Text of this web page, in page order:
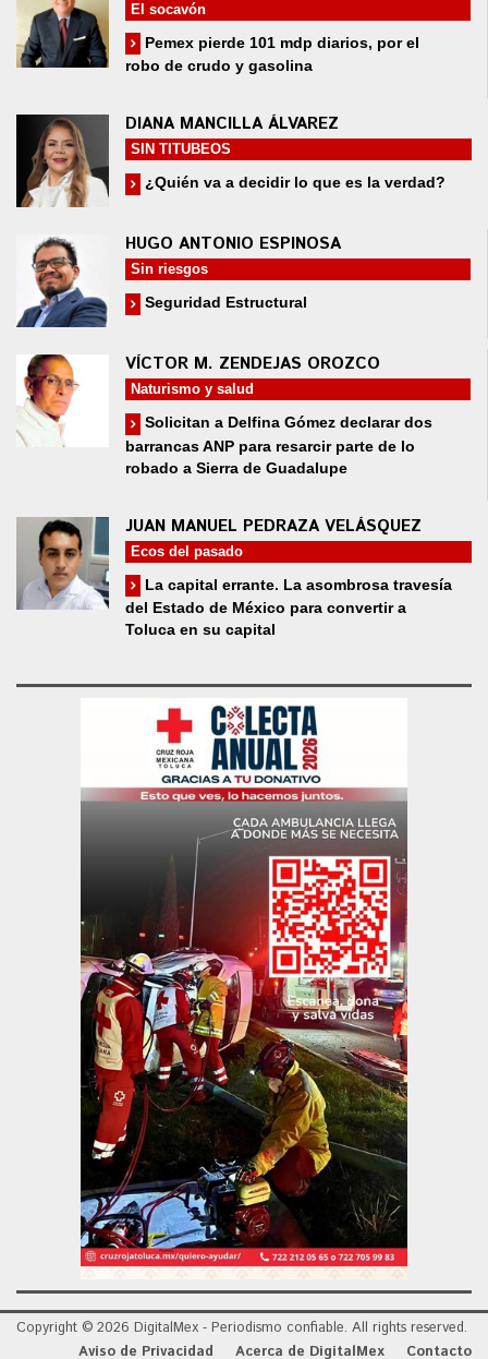
El socavón
Pemex pierde 101 mdp diarios, por el
robo de crudo y gasolina
DIANA MANCILLA ÁLVAREZ
SIN TITUBEOS
¿Quién va a decidir lo que es la verdad?
HUGO ANTONIO ESPINOSA
Sin riesgos
Seguridad Estructural
VÍCTOR M. ZENDEJAS OROZCO
Naturismo y salud
Solicitan a Delfina Gómez declarar dos
barrancas ANP para resarcir parte de lo
robado a Sierra de Guadalupe
JUAN MANUEL PEDRAZA VELÁSQUEZ
Ecos del pasado
La capital errante. La asombrosa travesía
del Estado de México para convertir a
Toluca en su capital
Copyright © 2026 DigitalMex - Periodismo confiable. All rights reserved.
Aviso de Privacidad
Acerca de DigitalMex Contacto